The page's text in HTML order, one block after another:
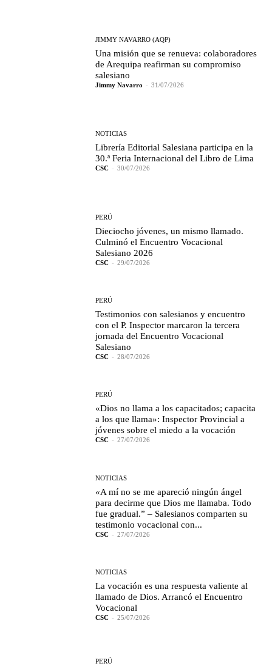
JIMMY NAVARRO (AQP)
Una misión que se renueva: colaboradores
de Arequipa reafirman su compromiso
salesiano
Jimmy Navarro - 31/07/2026
NOTICIAS
Librería Editorial Salesiana participa en la
30.ª Feria Internacional del Libro de Lima
CSC - 30/07/2026
PERÚ
Dieciocho jóvenes, un mismo llamado.
Culminó el Encuentro Vocacional
Salesiano 2026
CSC - 29/07/2026
PERÚ
Testimonios con salesianos y encuentro
con el P. Inspector marcaron la tercera
jornada del Encuentro Vocacional
Salesiano
CSC - 28/07/2026
PERÚ
«Dios no llama a los capacitados; capacita
a los que llama»: Inspector Provincial a
jóvenes sobre el miedo a la vocación
CSC - 27/07/2026
NOTICIAS
«A mí no se me apareció ningún ángel
para decirme que Dios me llamaba. Todo
fue gradual.” – Salesianos comparten su
testimonio vocacional con...
CSC - 27/07/2026
NOTICIAS
La vocación es una respuesta valiente al
llamado de Dios. Arrancó el Encuentro
Vocacional
CSC - 25/07/2026
PERÚ